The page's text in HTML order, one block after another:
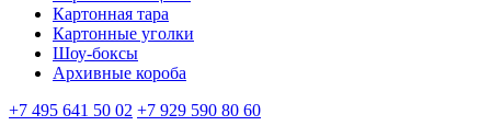
Картонная тара
Картонные уголки
Шоу-боксы
Архивные короба
+7 495 641 50 02 +7 929 590 80 60